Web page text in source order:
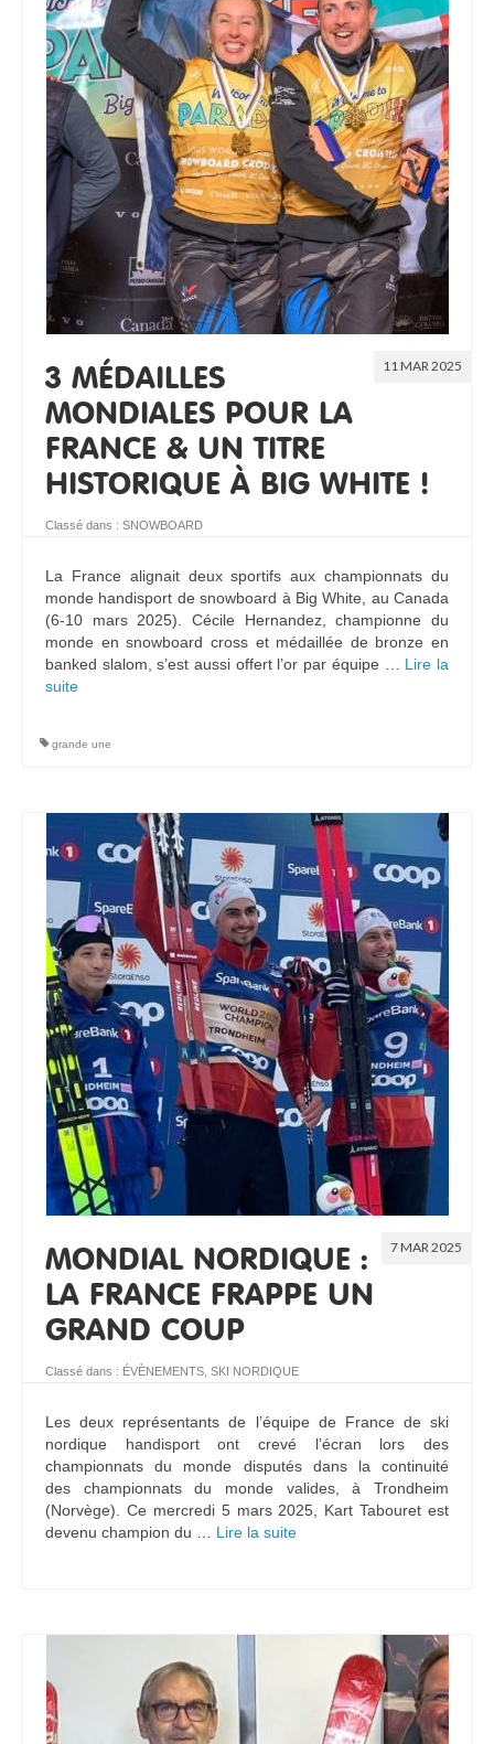
11 MAR 2025
3 MÉDAILLES
MONDIALES POUR LA
FRANCE & UN TITRE
HISTORIQUE À BIG WHITE !
Classé dans : SNOWBOARD
La France alignait deux sportifs aux championnats du
monde handisport de snowboard à Big White, au Canada
(6-10 mars 2025). Cécile Hernandez, championne du
monde en snowboard cross et médaillée de bronze en
banked slalom, s’est aussi offert l’or par équipe … Lire la
suite­­
grande une
7 MAR 2025
MONDIAL NORDIQUE :
LA FRANCE FRAPPE UN
GRAND COUP
Classé dans : ÉVÈNEMENTS, SKI NORDIQUE
Les deux représentants de l’équipe de France de ski
nordique handisport ont crevé l’écran lors des
championnats du monde disputés dans la continuité
des championnats du monde valides, à Trondheim
(Norvège). Ce mercredi 5 mars 2025, Kart Tabouret est
devenu champion du … Lire la suite­­